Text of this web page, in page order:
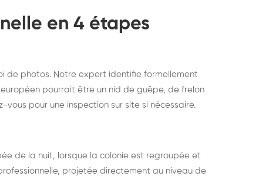
en 4 étapes
de photos. Notre expert identifie formellement
pourrait être un nid de guêpe, de frelon
vous pour une inspection sur site si nécessaire.
de la nuit, lorsque la colonie est regroupée et
projetée directement au niveau de